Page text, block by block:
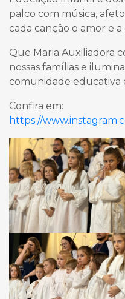
palco com música,
cada canção o amor e
Que Maria Auxiliadora
nossas famílias e
comunidade educativa
Confira em:
https://